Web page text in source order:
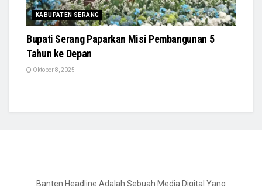
KABUPATEN SERANG
Bupati Serang Paparkan Misi Pembangunan 5
Tahun ke Depan
Oktober 8, 2025
Banten Headline Adalah Sebuah Media Digital Yang